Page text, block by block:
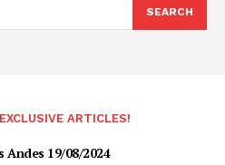
SEARCH
ARTICLES!
Andes 19/08/2024